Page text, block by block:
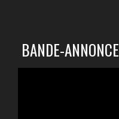
BANDE-ANNONCE